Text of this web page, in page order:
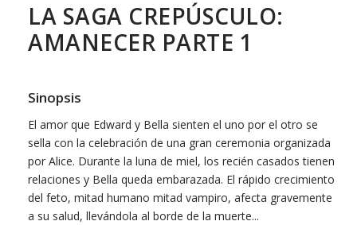
LA SAGA CREPÚSCULO:
AMANECER PARTE 1
Sinopsis
El amor que Edward y Bella sienten el uno por el otro se
sella con la celebración de una gran ceremonia organizada
por Alice. Durante la luna de miel, los recién casados tienen
relaciones y Bella queda embarazada. El rápido crecimiento
del feto, mitad humano mitad vampiro, afecta gravemente
a su salud, llevándola al borde de la muerte...